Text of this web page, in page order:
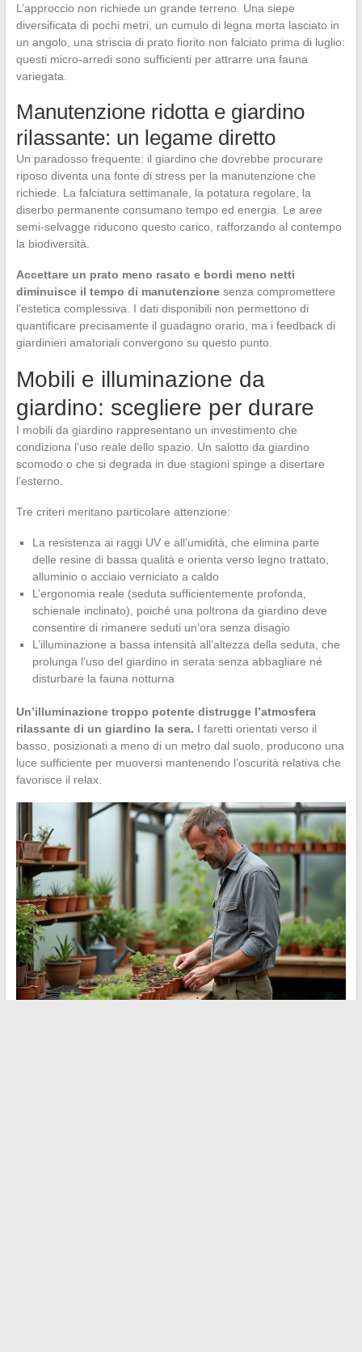
L’approccio non richiede un grande terreno. Una siepe
diversificata di pochi metri, un cumulo di legna morta lasciato in
un angolo, una striscia di prato fiorito non falciato prima di luglio:
questi micro-arredi sono sufficienti per attrarre una fauna
variegata.
Manutenzione ridotta e giardino
rilassante: un legame diretto
Un paradosso frequente: il giardino che dovrebbe procurare
riposo diventa una fonte di stress per la manutenzione che
richiede. La falciatura settimanale, la potatura regolare, la
diserbo permanente consumano tempo ed energia. Le aree
semi-selvagge riducono questo carico, rafforzando al contempo
la biodiversità.
Accettare un prato meno rasato e bordi meno netti
diminuisce il tempo di manutenzionesenza compromettere
l’estetica complessiva. I dati disponibili non permettono di
quantificare precisamente il guadagno orario, ma i feedback di
giardinieri amatoriali convergono su questo punto.
Mobili e illuminazione da
giardino: scegliere per durare
I mobili da giardino rappresentano un investimento che
condiziona l’uso reale dello spazio. Un salotto da giardino
scomodo o che si degrada in due stagioni spinge a disertare
l’esterno.
Tre criteri meritano particolare attenzione:
La resistenza ai raggi UV e all’umidità, che elimina parte
delle resine di bassa qualità e orienta verso legno trattato,
alluminio o acciaio verniciato a caldo
L’ergonomia reale (seduta sufficientemente profonda,
schienale inclinato), poiché una poltrona da giardino deve
consentire di rimanere seduti un’ora senza disagio
L’illuminazione a bassa intensità all’altezza della seduta, che
prolunga l’uso del giardino in serata senza abbagliare né
disturbare la fauna notturna
Un’illuminazione troppo potente distrugge l’atmosfera
rilassante di un giardino la sera. I faretti orientati verso il
basso, posizionati a meno di un metro dal suolo, producono una
luce sufficiente per muoversi mantenendo l’oscurità relativa che
favorisce il relax.